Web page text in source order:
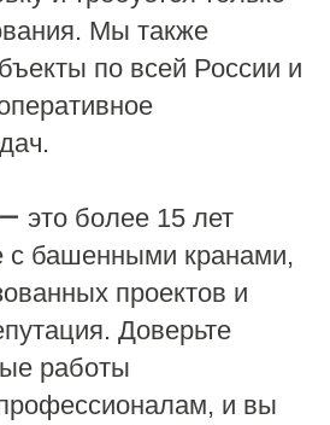
Мы также
по всей России и
это более 15 лет
с башенными кранами,
проектов и
Доверьте
работы
и вы